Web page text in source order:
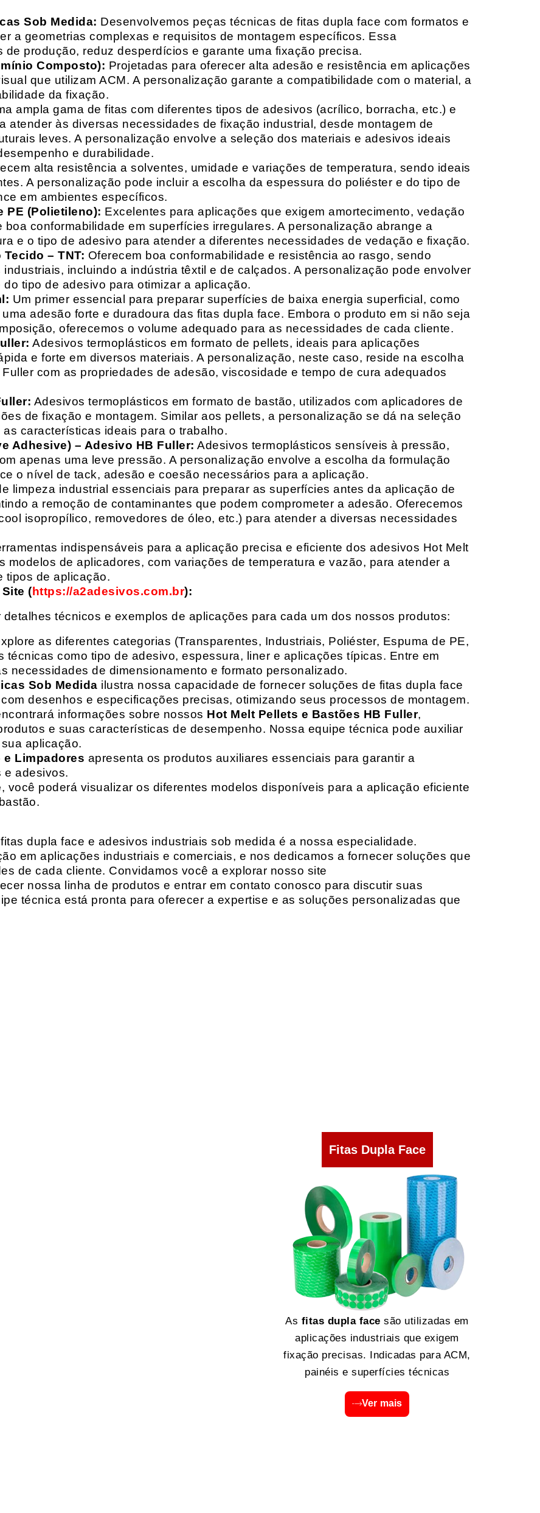
Sob Medida: Desenvolvemos peças técnicas de fitas dupla face com formatos e
a geometrias complexas e requisitos de montagem específicos. Essa
produção, reduz desperdícios e garante uma fixação precisa.
Composto): Projetadas para oferecer alta adesão e resistência em aplicações
que utilizam ACM. A personalização garante a compatibilidade com o material, a
da fixação.
ampla gama de fitas com diferentes tipos de adesivos (acrílico, borracha, etc.) e
atender às diversas necessidades de fixação industrial, desde montagem de
leves. A personalização envolve a seleção dos materiais e adesivos ideais
e durabilidade.
alta resistência a solventes, umidade e variações de temperatura, sendo ideais
A personalização pode incluir a escolha da espessura do poliéster e do tipo de
em ambientes específicos.
PE (Polietileno): Excelentes para aplicações que exigem amortecimento, vedação
conformabilidade em superfícies irregulares. A personalização abrange a
e o tipo de adesivo para atender a diferentes necessidades de vedação e fixação.
– TNT: Oferecem boa conformabilidade e resistência ao rasgo, sendo
incluindo a indústria têxtil e de calçados. A personalização pode envolver
tipo de adesivo para otimizar a aplicação.
Um primer essencial para preparar superfícies de baixa energia superficial, como
adesão forte e duradoura das fitas dupla face. Embora o produto em si não seja
oferecemos o volume adequado para as necessidades de cada cliente.
Adesivos termoplásticos em formato de pellets, ideais para aplicações
e forte em diversos materiais. A personalização, neste caso, reside na escolha
com as propriedades de adesão, viscosidade e tempo de cura adequados
Adesivos termoplásticos em formato de bastão, utilizados com aplicadores de
de fixação e montagem. Similar aos pellets, a personalização se dá na seleção
características ideais para o trabalho.
Adhesive) – Adesivo HB Fuller: Adesivos termoplásticos sensíveis à pressão,
apenas uma leve pressão. A personalização envolve a escolha da formulação
o nível de tack, adesão e coesão necessários para a aplicação.
limpeza industrial essenciais para preparar as superfícies antes da aplicação de
a remoção de contaminantes que podem comprometer a adesão. Oferecemos
isopropílico, removedores de óleo, etc.) para atender a diversas necessidades
indispensáveis para a aplicação precisa e eficiente dos adesivos Hot Melt
modelos de aplicadores, com variações de temperatura e vazão, para atender a
tipos de aplicação.
(https://a2adesivos.com.br):
técnicos e exemplos de aplicações para cada um dos nossos produtos:
as diferentes categorias (Transparentes, Industriais, Poliéster, Espuma de PE,
técnicas como tipo de adesivo, espessura, liner e aplicações típicas. Entre em
necessidades de dimensionamento e formato personalizado.
Sob Medida ilustra nossa capacidade de fornecer soluções de fitas dupla face
desenhos e especificações precisas, otimizando seus processos de montagem.
informações sobre nossos Hot Melt Pellets e Bastões HB Fuller,
e suas características de desempenho. Nossa equipe técnica pode auxiliar
aplicação.
e Limpadores apresenta os produtos auxiliares essenciais para garantir a
e adesivos.
, você poderá visualizar os diferentes modelos disponíveis para a aplicação eficiente
dupla face e adesivos industriais sob medida é a nossa especialidade.
em aplicações industriais e comerciais, e nos dedicamos a fornecer soluções que
de cada cliente. Convidamos você a explorar nosso site
nossa linha de produtos e entrar em contato conosco para discutir suas
técnica está pronta para oferecer a expertise e as soluções personalizadas que
Fitas Dupla Face
As fitas dupla face são utilizadas em
aplicações industriais que exigem
fixação precisas. Indicadas para ACM,
painéis e superfícies técnicas
Ver mais